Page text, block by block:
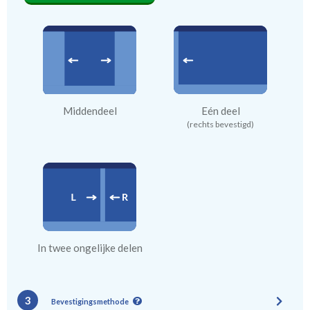
Middendeel Eén deel
(rechts bevestigd)
In twee ongelijke delen
3 Bevestigingsmethode